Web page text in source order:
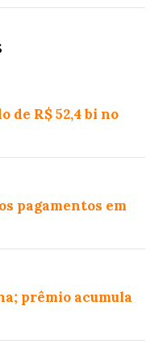
de R$ 52,4 bi no
pagamentos em
prêmio acumula